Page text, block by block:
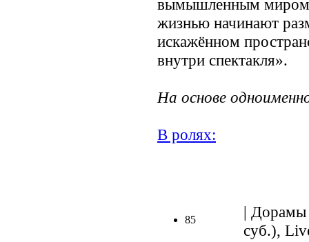
вымышленным миром
жизнью начинают
искажённом
внутри спектакля».
На основе
В ролях:
85
| Дорамы
суб.),